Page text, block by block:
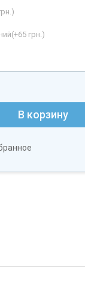
)
65 грн.)
В корзину